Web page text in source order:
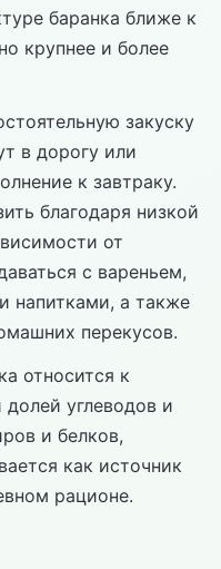
баранка ближе к
крупнее и более
закуску
в дорогу или
к завтраку.
благодаря низкой
от
с вареньем,
напитками, а также
перекусов.
относится к
углеводов и
и белков,
как источник
рационе.